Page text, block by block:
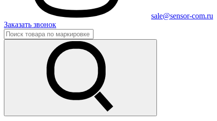
sale@sensor-com.ru
Заказать звонок